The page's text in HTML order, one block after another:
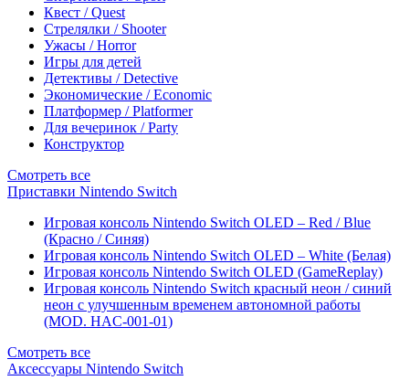
Квест / Quest
Стрелялки / Shooter
Ужасы / Horror
Игры для детей
Детективы / Detective
Экономические / Economic
Платформер / Platformer
Для вечеринок / Party
Конструктор
Смотреть все
Приставки Nintendo Switch
Игровая консоль Nintendo Switch OLED – Red / Blue
(Красно / Синяя)
Игровая консоль Nintendo Switch OLED – White (Белая)
Игровая консоль Nintendo Switch OLED (GameReplay)
Игровая консоль Nintendo Switch красный неон / синий
неон с улучшенным временем автономной работы
(MOD. HAC-001-01)
Смотреть все
Аксессуары Nintendo Switch